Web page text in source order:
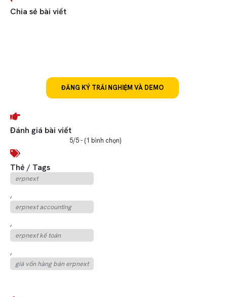
Chia sẻ bài viết
ĐĂNG KÝ TRẢI NGHIỆM VÀ DEMO
Đánh giá bài viết
5/5 - (1 bình chọn)
Thẻ / Tags
erpnext
,
erpnext accounting
,
erpnext kế toán
,
giá vốn hàng bán erpnext